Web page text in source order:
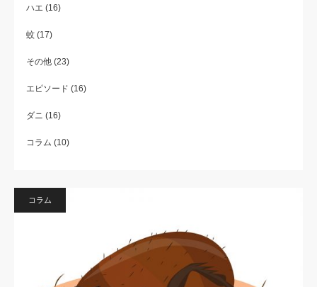
ハエ (16)
蚊 (17)
その他 (23)
エピソード (16)
ダニ (16)
コラム (10)
コラム